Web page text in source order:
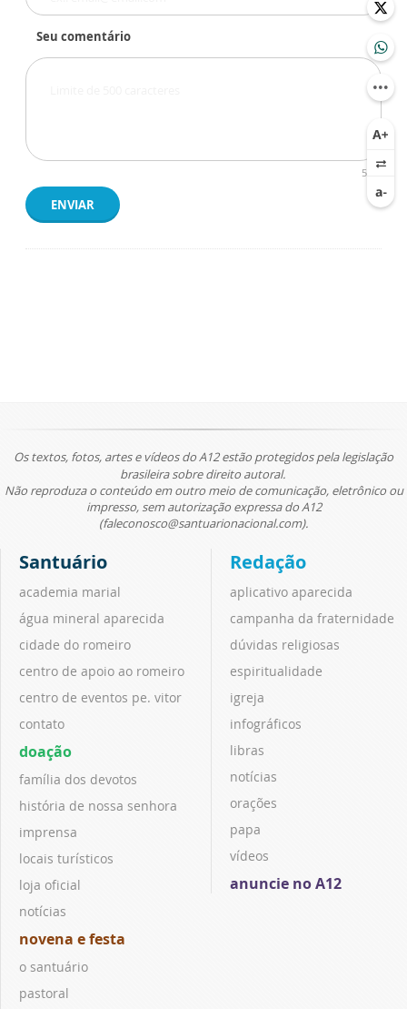
Seu comentário
500
ENVIAR
Os textos, fotos, artes e vídeos do A12 estão protegidos pela legislação
brasileira sobre direito autoral.
Não reproduza o conteúdo em outro meio de comunicação, eletrônico ou
impresso, sem autorização expressa do A12
(faleconosco@santuarionacional.com).
Santuário
academia marial
água mineral aparecida
cidade do romeiro
centro de apoio ao romeiro
centro de eventos pe. vitor
contato
doação
família dos devotos
história de nossa senhora
imprensa
locais turísticos
loja oficial
notícias
novena e festa
o santuário
pastoral
Redação
aplicativo aparecida
campanha da fraternidade
dúvidas religiosas
espiritualidade
igreja
infográficos
libras
notícias
orações
papa
vídeos
anuncie no A12